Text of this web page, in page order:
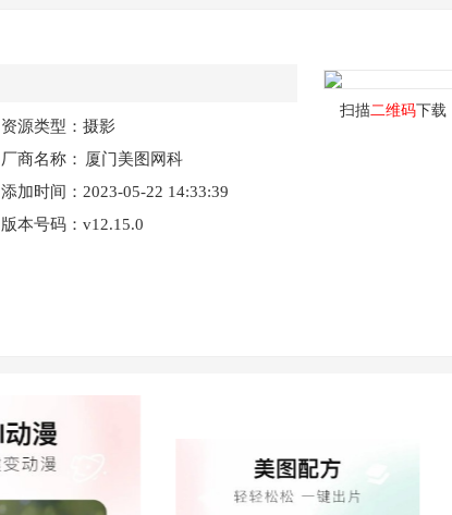
资源类型：摄影
厂商名称：
厦门美图网科
技有限公司
添加时间：2023-05-22 14:33:39
版本号码：v12.15.0
扫描二维码下载